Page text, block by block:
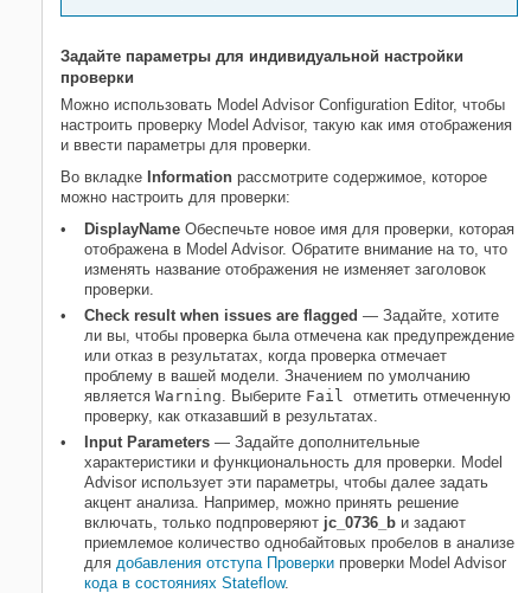
Задайте параметры для индивидуальной настройки
проверки
Можно использовать Model Advisor Configuration Editor, чтобы
настроить проверку Model Advisor, такую как имя отображения
и ввести параметры для проверки.
Во вкладке Information рассмотрите содержимое, которое
можно настроить для проверки:
DisplayName Обеспечьте новое имя для проверки, которая
отображена в Model Advisor. Обратите внимание на то, что
изменять название отображения не изменяет заголовок
проверки.
Check result when issues are flagged — Задайте, хотите
ли вы, чтобы проверка была отмечена как предупреждение
или отказ в результатах, когда проверка отмечает
проблему в вашей модели. Значением по умолчанию
является Warning . Выберите Fail отметить отмеченную
проверку, как отказавший в результатах.
Input Parameters — Задайте дополнительные
характеристики и функциональность для проверки. Model
Advisor использует эти параметры, чтобы далее задать
акцент анализа. Например, можно принять решение
включать, только подпроверяют jc_0736_b и задают
приемлемое количество однобайтовых пробелов в анализе
для добавления отступа Проверки проверки Model Advisor
кода в состояниях Stateflow.